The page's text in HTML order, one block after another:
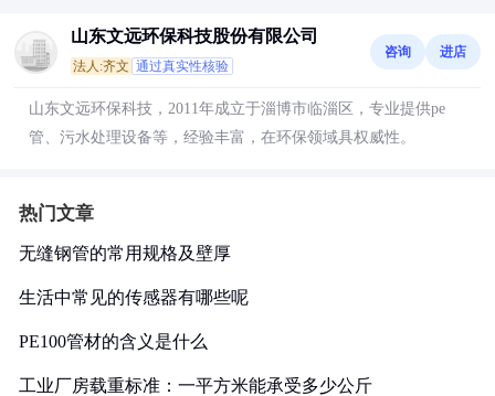
山东文远环保科技股份有限公司
法人:齐文 通过真实性核验
咨询 进店
山东文远环保科技，2011年成立于淄博市临淄区，专业提供pe
管、污水处理设备等，经验丰富，在环保领域具权威性。
热门文章
无缝钢管的常用规格及壁厚
生活中常见的传感器有哪些呢
PE100管材的含义是什么
工业厂房载重标准：一平方米能承受多少公斤